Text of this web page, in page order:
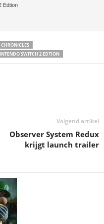
Edtion
SWITCH 2 EDTION
Volgend artikel
Observer System Redux
krijgt launch trailer